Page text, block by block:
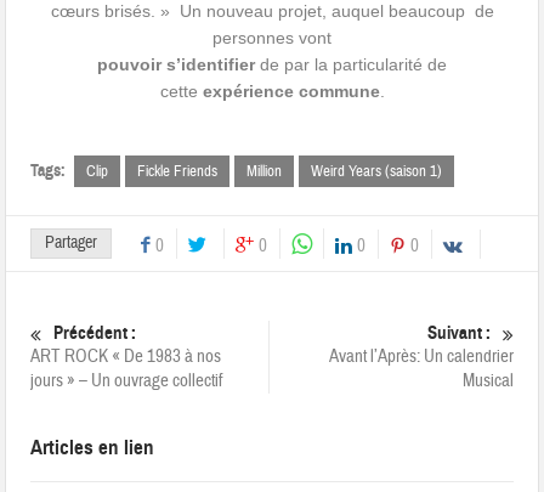
cœurs brisés. » Un nouveau projet, auquel beaucoup de
personnes vont
pouvoir s’identifierde par la particularité de
cette expérience commune.
Tags: Clip Fickle Friends Million Weird Years (saison 1)
Partager 0 0 0 0
Précédent :
ART ROCK « De 1983 à nos
jours » – Un ouvrage collectif
Suivant :
Avant l’Après: Un calendrier
Musical
Articles en lien